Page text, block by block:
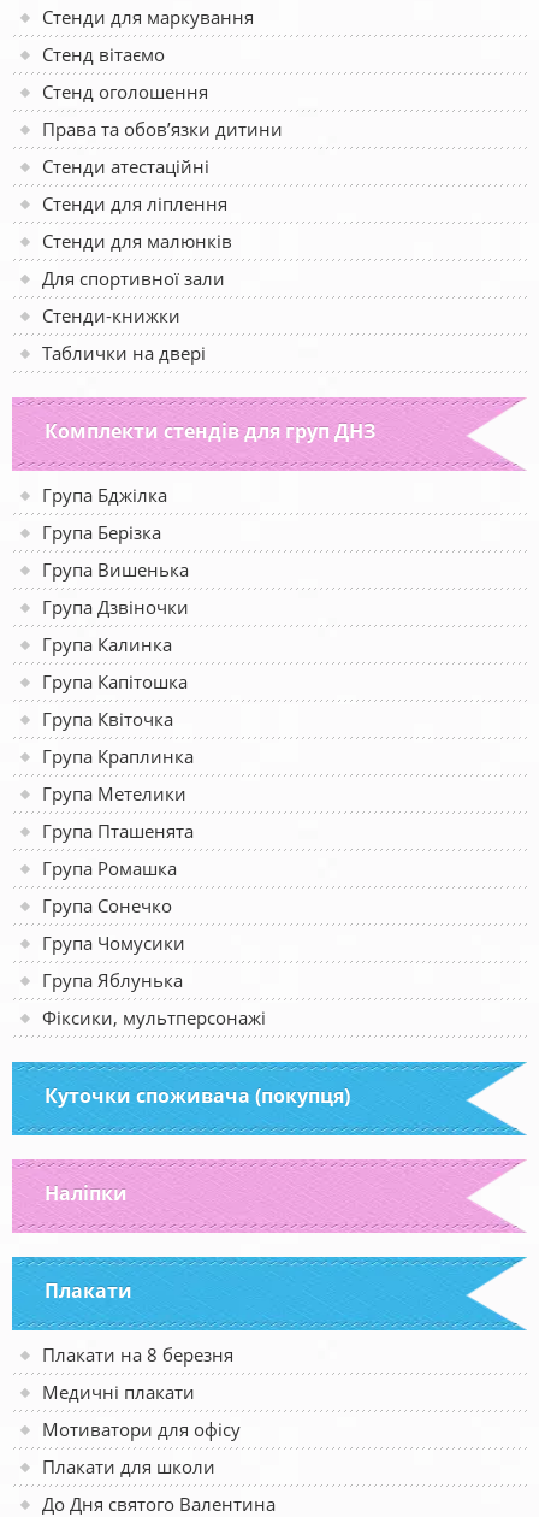
Стенди для маркування
Стенд вітаємо
Стенд оголошення
Права та обов’язки дитини
Стенди атестаційні
Стенди для ліплення
Стенди для малюнків
Для спортивної зали
Стенди-книжки
Таблички на двері
Комплекти стендів для груп ДНЗ
Група Бджілка
Група Берізка
Група Вишенька
Група Дзвіночки
Група Калинка
Група Капітошка
Група Квіточка
Група Краплинка
Група Метелики
Група Пташенята
Група Ромашка
Група Сонечко
Група Чомусики
Група Яблунька
Фіксики, мультперсонажі
Куточки споживача (покупця)
Наліпки
Плакати
Плакати на 8 березня
Медичні плакати
Мотиватори для офісу
Плакати для школи
До Дня святого Валентина